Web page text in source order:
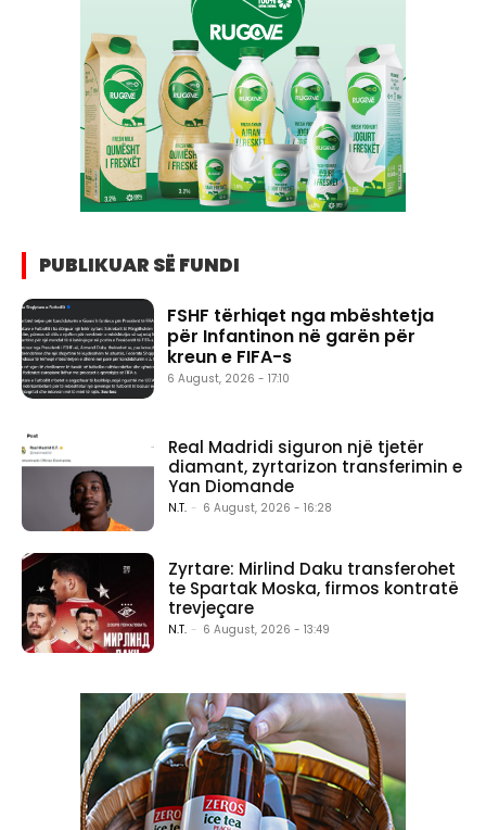
PUBLIKUAR SË FUNDI
FSHF tërhiqet nga mbështetja
për Infantinon në garën për
kreun e FIFA-s
6 August, 2026 - 17:10
Real Madridi siguron një tjetër
diamant, zyrtarizon transferimin e
Yan Diomande
N.T. - 6 August, 2026 - 16:28
Zyrtare: Mirlind Daku transferohet
te Spartak Moska, firmos kontratë
trevjeçare
N.T. - 6 August, 2026 - 13:49